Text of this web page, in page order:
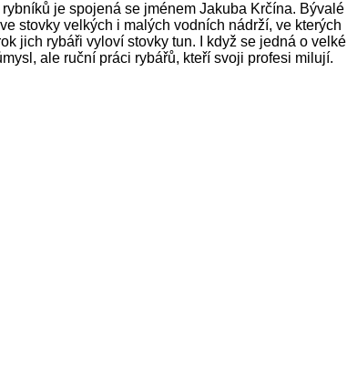
je spojená se jménem Jakuba Krčína. Bývalé
stovky velkých i malých vodních nádrží, ve kterých
jich rybáři vyloví stovky tun. I když se jedná o velké
ale ruční práci rybářů, kteří svoji profesi milují.